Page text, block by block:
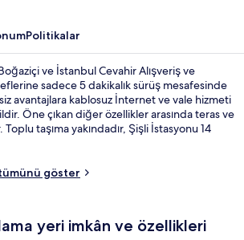
Politikalar
ve İstanbul Cevahir Alışveriş ve
sadece 5 dakikalık sürüş mesafesinde
avantajlara kablosuz İnternet ve vale hizmeti
Öne çıkan diğer özellikler arasında teras ve
taşıma yakındadır, Şişli İstasyonu 14
göster
yeri imkân ve özellikleri